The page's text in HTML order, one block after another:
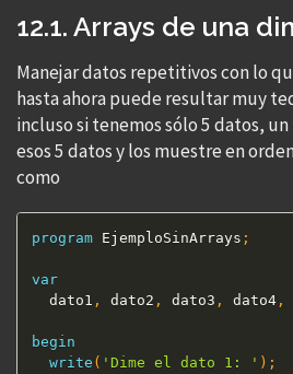
12.1. Arrays de una
Manejar datos repetitivos con lo
hasta ahora puede resultar muy
incluso si tenemos sólo 5 datos,
esos 5 datos y los muestre en
como
program EjemploSinArrays ;
var
  dato1
, dato2 , dato3 , dato4 ,
begin
write ( 'Dime el dato 1: ' ) ;